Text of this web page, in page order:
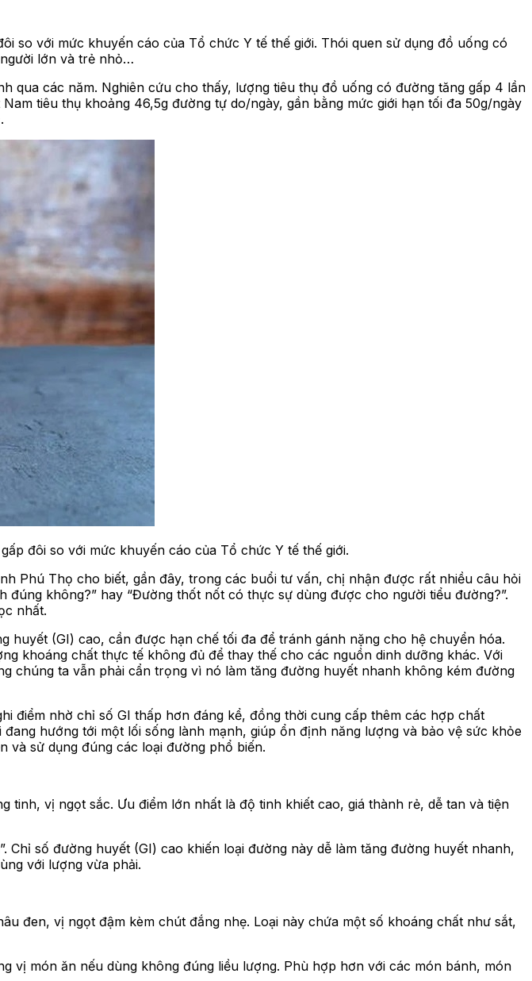
so với mức khuyến cáo của Tổ chức Y tế thế giới. Thói quen sử dụng đồ uống có
lớn và trẻ nhỏ…
qua các năm. Nghiên cứu cho thấy, lượng tiêu thụ đồ uống có đường tăng gấp 4 lần
tiêu thụ khoảng 46,5g đường tự do/ngày, gần bằng mức giới hạn tối đa 50g/ngày
đôi so với mức khuyến cáo của Tổ chức Y tế thế giới.
Phú Thọ cho biết, gần đây, trong các buổi tư vấn, chị nhận được rất nhiều câu hỏi
không?” hay “Đường thốt nốt có thực sự dùng được cho người tiểu đường?”.
nhất.
huyết (GI) cao, cần được hạn chế tối đa để tránh gánh nặng cho hệ chuyển hóa.
khoáng chất thực tế không đủ để thay thế cho các nguồn dinh dưỡng khác. Với
ta vẫn phải cẩn trọng vì nó làm tăng đường huyết nhanh không kém đường
điểm nhờ chỉ số GI thấp hơn đáng kể, đồng thời cung cấp thêm các hợp chất
hướng tới một lối sống lành mạnh, giúp ổn định năng lượng và bảo vệ sức khỏe
và sử dụng đúng các loại đường phổ biến.
vị ngọt sắc. Ưu điểm lớn nhất là độ tinh khiết cao, giá thành rẻ, dễ tan và tiện
số đường huyết (GI) cao khiến loại đường này dễ làm tăng đường huyết nhanh,
với lượng vừa phải.
đen, vị ngọt đậm kèm chút đắng nhẹ. Loại này chứa một số khoáng chất như sắt,
vị món ăn nếu dùng không đúng liều lượng. Phù hợp hơn với các món bánh, món